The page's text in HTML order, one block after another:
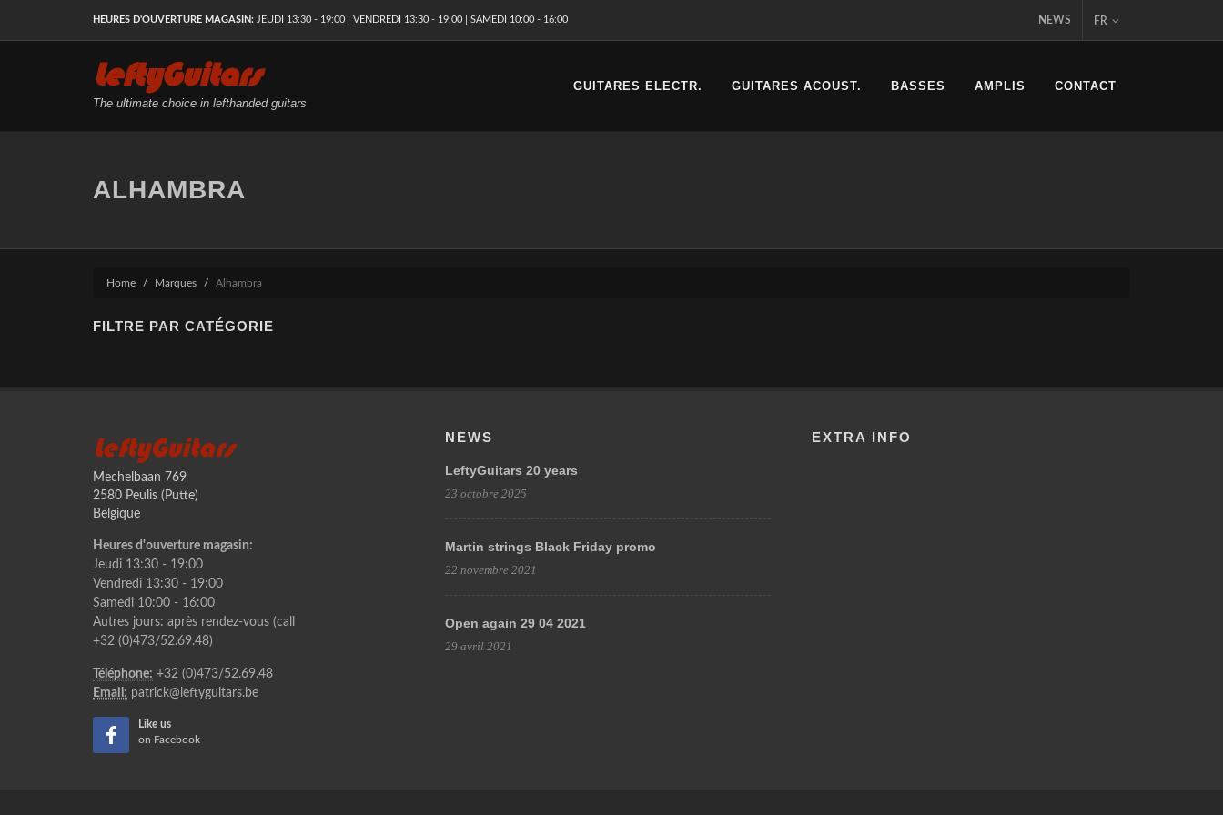
HEURES D'OUVERTURE MAGASIN: JEUDI 13:30 - 19:00 | VENDREDI 13:30 - 19:00 | SAMEDI 10:00 - 16:00 NEWS FR
LeftyGuitars
The ultimate choice in lefthanded guitars
GUITARES ELECTR. GUITARES ACOUST. BASSES AMPLIS CONTACT
ALHAMBRA
Home Marques Alhambra
FILTRE PAR CATÉGORIE
LeftyGuitars
Mechelbaan 769
2580 Peulis (Putte)
Belgique
Heures d'ouverture magasin:
Jeudi 13:30 - 19:00
Vendredi 13:30 - 19:00
Samedi 10:00 - 16:00
Autres jours: après rendez-vous (call
+32 (0)473/52.69.48)
Téléphone: +32 (0)473/52.69.48
Email: patrick@leftyguitars.be
Like us
on Facebook
NEWS
LeftyGuitars 20 years
23 octobre 2025
Martin strings Black Friday promo
22 novembre 2021
Open again 29 04 2021
29 avril 2021
EXTRA INFO